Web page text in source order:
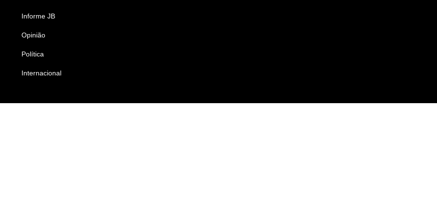
Informe JB
Opinião
Política
Internacional